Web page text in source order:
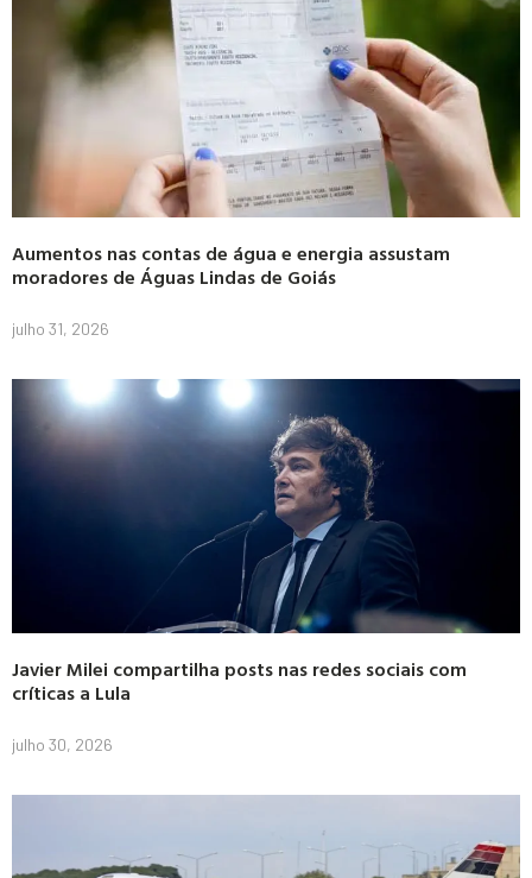
Aumentos nas contas de água e energia assustam
moradores de Águas Lindas de Goiás
julho 31, 2026
Javier Milei compartilha posts nas redes sociais com
críticas a Lula
julho 30, 2026